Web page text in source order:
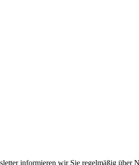
informieren wir Sie regelmäßig über